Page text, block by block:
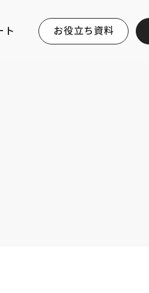
ト お役立ち資料